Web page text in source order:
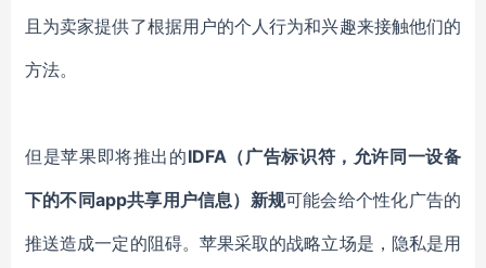
且为卖家提供了根据用户的个人行为和兴趣来接触他们的
方法。
但是苹果即将推出的IDFA（广告标识符，允许同一设备
下的不同app共享用户信息）新规可能会给个性化广告的
推送造成一定的阻碍。苹果采取的战略立场是，隐私是用